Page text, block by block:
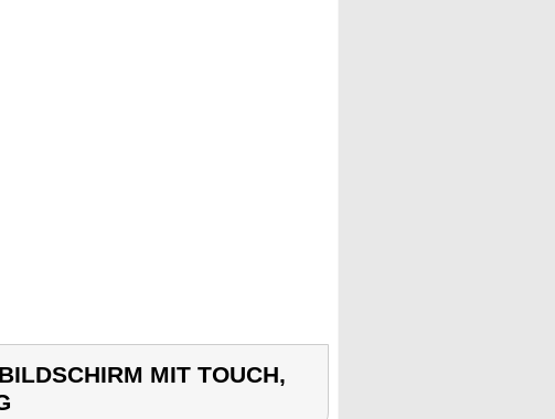
MIT TOUCH,